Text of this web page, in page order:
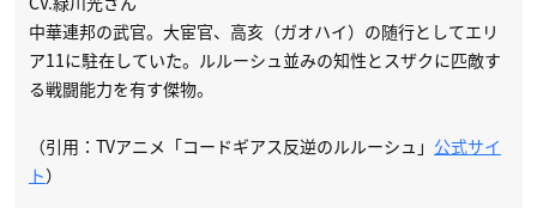
中華連邦の武官。大宦官、高亥（ガオハイ）の随行としてエリ
ア11に駐在していた。ルルーシュ並みの知性とスザクに匹敵す
る戦闘能力を有す傑物。
（引用：TVアニメ「コードギアス反逆のルルーシュ」 公式サイ
ト）